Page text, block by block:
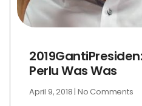
Perlu Was Was
April 9, 2018 No Comments